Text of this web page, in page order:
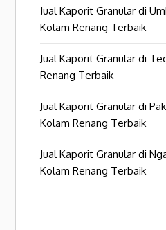
Jual Kaporit Granular di
Kolam Renang Terbaik
Jual Kaporit Granular di
Renang Terbaik
Jual Kaporit Granular di
Kolam Renang Terbaik
Jual Kaporit Granular di
Kolam Renang Terbaik